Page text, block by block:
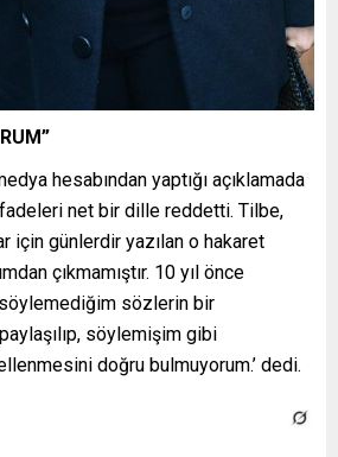
hesabından yaptığı açıklamada
net bir dille reddetti. Tilbe,
için günlerdir yazılan o hakaret
çıkmamıştır. 10 yıl önce
sözlerin bir
söylemişim gibi
doğru bulmuyorum.’ dedi.